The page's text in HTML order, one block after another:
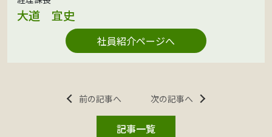
大道 宜史
社員紹介ページへ
前の記事へ 次の記事へ
記事一覧